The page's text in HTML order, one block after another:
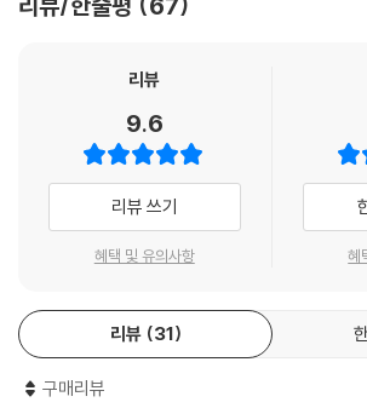
되고 있다. 물리학자들을 현대의 철학자들이라고
문을 향해 나아갔던 삶의 태도에 대해 말한다. 광막
할 수 있게 해준 동력은 무엇이었으며 그 끝에 무엇
리학자는 두뇌를 믿지 않는다』에서 저자 브라이언
수상자 9인과의 대화를 통해 그들의 삶에 대한 통
나 결정적일 깨달음과 용기를 전하고자 했다.
그 자체로 의미 있는 삶의 조건 두 가지
이 책에 등장하는 이들의 삶이나 연구 분야는 판이
적으로 강조하는 것이 두 가지 있다. 바로 호기심,
리뷰
9.6
리뷰 쓰기
혜택 및 유의사항 혜
리뷰 31
구매리뷰